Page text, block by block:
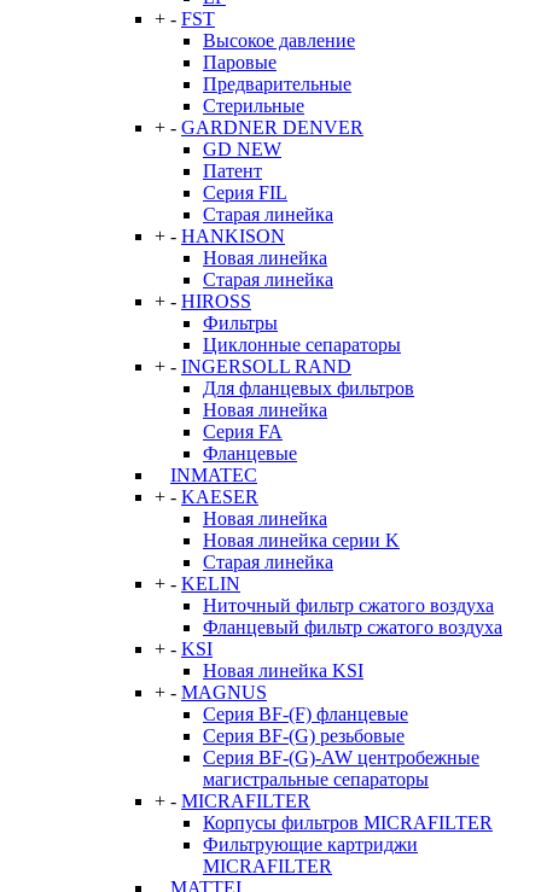
+ - FST
Высокое давление
Паровые
Предварительные
Стерильные
+ - GARDNER DENVER
GD NEW
Патент
Серия FIL
Старая линейка
+ - HANKISON
Новая линейка
Старая линейка
+ - HIROSS
Фильтры
Циклонные сепараторы
+ - INGERSOLL RAND
Для фланцевых фильтров
Новая линейка
Серия FA
Фланцевые
INMATEC
+ - KAESER
Новая линейка
Новая линейка серии K
Старая линейка
+ - KELIN
Ниточный фильтр сжатого воздуха
Фланцевый фильтр сжатого воздуха
+ - KSI
Новая линейка KSI
+ - MAGNUS
Серия BF-(F) фланцевые
Серия BF-(G) резьбовые
Серия BF-(G)-AW центробежные
магистральные сепараторы
+ - MICRAFILTER
Корпусы фильтров MICRAFILTER
Фильтрующие картриджи
MICRAFILTER
MATTEI